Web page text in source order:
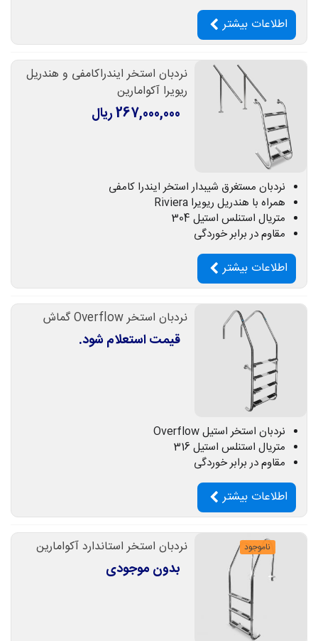
اطلاعات بیشتر
نردبان استخر ایندراکامفی و هندریل
ریویرا آکوامارین
267,000,000 ریال
نردبان مستغرق شیبدار استخر ایندرا کامفی
همراه با هندریل ریویرا Riviera
متریال استنلس استیل 304
مقاوم در برابر خوردگی
اطلاعات بیشتر
نردبان استخر Overflow گماش
قیمت استعلام شود.
نردبان استخر استیل Overflow
متریال استنلس استیل 316
مقاوم در برابر خوردگی
اطلاعات بیشتر
ناموجود نردبان استخر استاندارد آکوامارین
بدون موجودی